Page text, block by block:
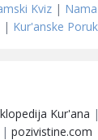
Kviz |
| Kur'anske
Kur'ana |
| pozivistine.com